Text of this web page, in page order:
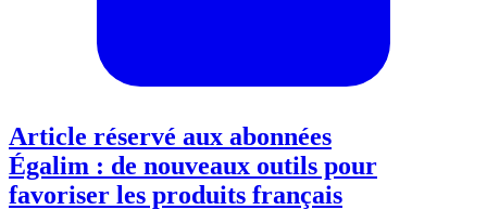
Article réservé aux abonnées
Égalim : de nouveaux outils pour
favoriser les produits français